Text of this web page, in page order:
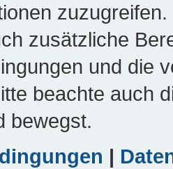
zusätzliche
und die
beachte auch
bewegst.
|